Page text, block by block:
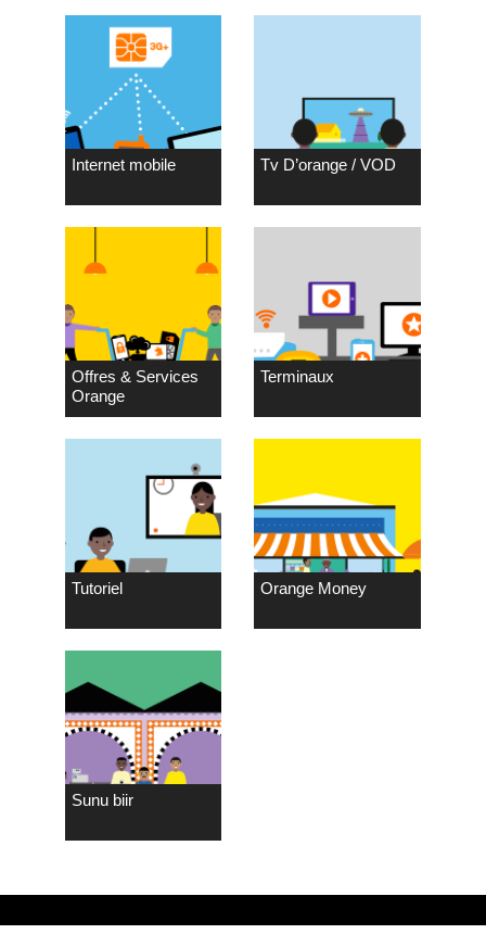
Internet mobile Tv D’orange / VOD
Offres & Services
Orange
Terminaux
Tutoriel Orange Money
Sunu biir